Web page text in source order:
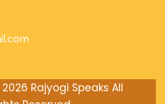
Rajyogi Speaks All